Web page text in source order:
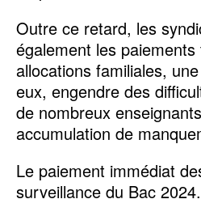
Outre ce retard, les
également les
allocations familiales,
eux, engendre des
de nombreux
accumulation de
Le paiement immédiat
surveillance du Bac 2024.